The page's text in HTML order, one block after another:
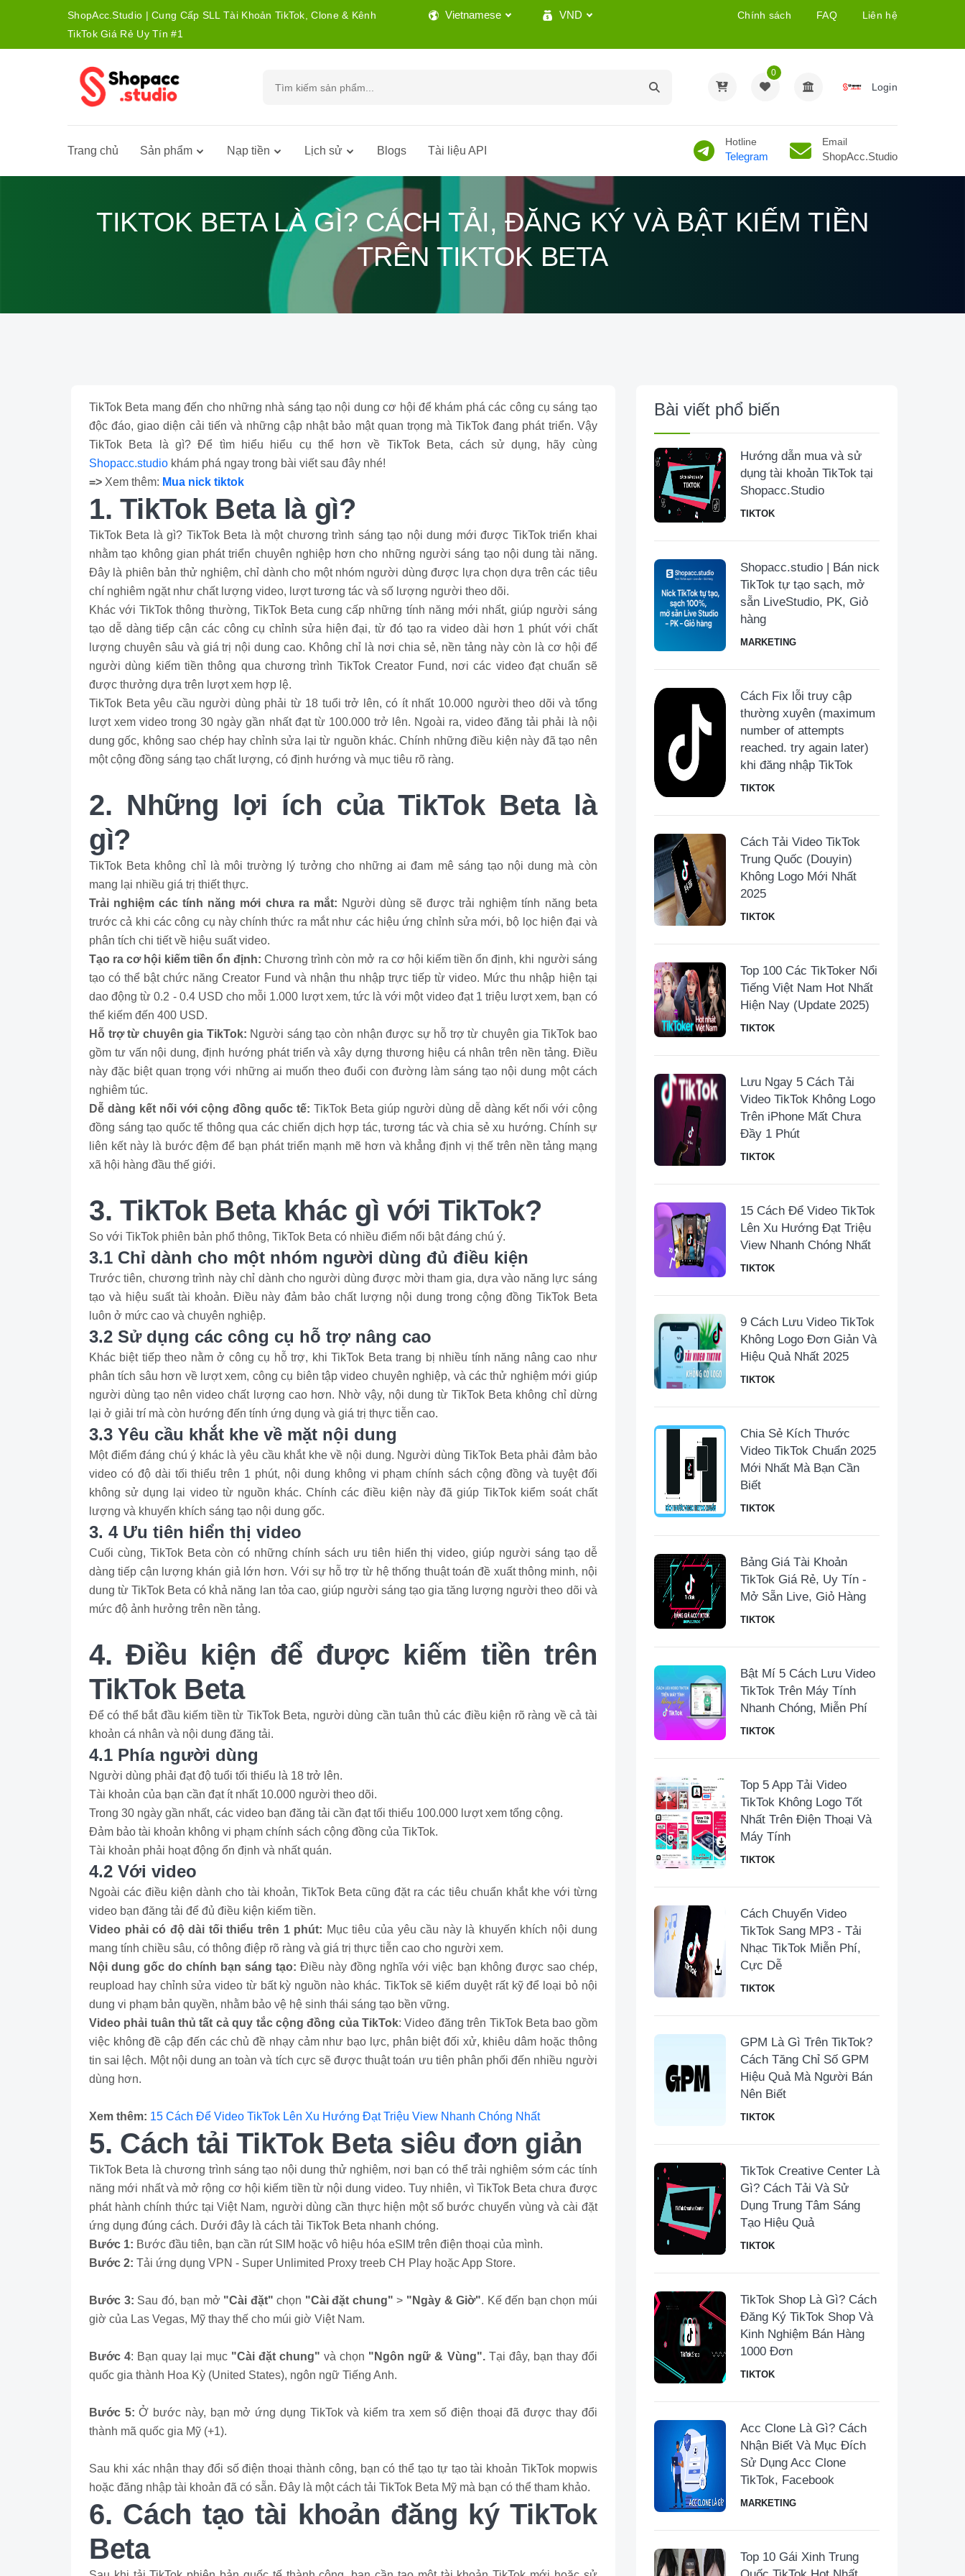
ShopAcc.Studio | Cung Cấp SLL Tài Khoản TikTok, Clone & Kênh
TikTok Giá Rẻ Uy Tín #1
Vietnamese VND Chính sách FAQ Liên hệ
0
Login
Trang chủ Sản phẩm Nạp tiền Lịch sử Blogs Tài liệu API
Hotline
Telegram
Email
ShopAcc.Studio
TIKTOK BETA LÀ GÌ? CÁCH TẢI, ĐĂNG KÝ VÀ BẬT KIẾM TIỀN
TRÊN TIKTOK BETA
TikTok Beta mang đến cho những nhà sáng tạo nội dung cơ hội để khám phá các công cụ sáng tạo
độc đáo, giao diện cải tiến và những cập nhật bảo mật quan trọng mà TikTok đang phát triển. Vậy
TikTok Beta là gì? Để tìm hiểu hiểu cụ thể hơn về TikTok Beta, cách sử dụng, hãy cùng
Shopacc.studio khám phá ngay trong bài viết sau đây nhé!
=> Xem thêm: Mua nick tiktok
1. TikTok Beta là gì?
TikTok Beta là gì? TikTok Beta là một chương trình sáng tạo nội dung mới được TikTok triển khai
nhằm tạo không gian phát triển chuyên nghiệp hơn cho những người sáng tạo nội dung tài năng.
Đây là phiên bản thử nghiệm, chỉ dành cho một nhóm người dùng được lựa chọn dựa trên các tiêu
chí nghiêm ngặt như chất lượng video, lượt tương tác và số lượng người theo dõi.
Khác với TikTok thông thường, TikTok Beta cung cấp những tính năng mới nhất, giúp người sáng
tạo dễ dàng tiếp cận các công cụ chỉnh sửa hiện đại, từ đó tạo ra video dài hơn 1 phút với chất
lượng chuyên sâu và giá trị nội dung cao. Không chỉ là nơi chia sẻ, nền tảng này còn là cơ hội để
người dùng kiếm tiền thông qua chương trình TikTok Creator Fund, nơi các video đạt chuẩn sẽ
được thưởng dựa trên lượt xem hợp lệ.
TikTok Beta yêu cầu người dùng phải từ 18 tuổi trở lên, có ít nhất 10.000 người theo dõi và tổng
lượt xem video trong 30 ngày gần nhất đạt từ 100.000 trở lên. Ngoài ra, video đăng tải phải là nội
dung gốc, không sao chép hay chỉnh sửa lại từ nguồn khác. Chính những điều kiện này đã tạo nên
một cộng đồng sáng tạo chất lượng, có định hướng và mục tiêu rõ ràng.
2. Những lợi ích của TikTok Beta là
gì?
TikTok Beta không chỉ là môi trường lý tưởng cho những ai đam mê sáng tạo nội dung mà còn
mang lại nhiều giá trị thiết thực.
Trải nghiệm các tính năng mới chưa ra mắt: Người dùng sẽ được trải nghiệm tính năng beta
trước cả khi các công cụ này chính thức ra mắt như các hiệu ứng chỉnh sửa mới, bộ lọc hiện đại và
phân tích chi tiết về hiệu suất video.
Tạo ra cơ hội kiếm tiền ổn định:Chương trình còn mở ra cơ hội kiếm tiền ổn định, khi người sáng
tạo có thể bật chức năng Creator Fund và nhận thu nhập trực tiếp từ video. Mức thu nhập hiện tại
dao động từ 0.2 - 0.4 USD cho mỗi 1.000 lượt xem, tức là với một video đạt 1 triệu lượt xem, bạn có
thể kiếm đến 400 USD.
Hỗ trợ từ chuyên gia TikTok: Người sáng tạo còn nhận được sự hỗ trợ từ chuyên gia TikTok bao
gồm tư vấn nội dung, định hướng phát triển và xây dựng thương hiệu cá nhân trên nền tảng. Điều
này đặc biệt quan trọng với những ai muốn theo đuổi con đường làm sáng tạo nội dung một cách
nghiêm túc.
Dễ dàng kết nối với cộng đồng quốc tế: TikTok Beta giúp người dùng dễ dàng kết nối với cộng
đồng sáng tạo quốc tế thông qua các chiến dịch hợp tác, tương tác và chia sẻ xu hướng. Chính sự
liên kết này là bước đệm để bạn phát triển mạnh mẽ hơn và khẳng định vị thế trên nền tảng mạng
xã hội hàng đầu thế giới.
3. TikTok Beta khác gì với TikTok?
So với TikTok phiên bản phổ thông, TikTok Beta có nhiều điểm nổi bật đáng chú ý.
3.1 Chỉ dành cho một nhóm người dùng đủ điều kiện
Trước tiên, chương trình này chỉ dành cho người dùng được mời tham gia, dựa vào năng lực sáng
tạo và hiệu suất tài khoản. Điều này đảm bảo chất lượng nội dung trong cộng đồng TikTok Beta
luôn ở mức cao và chuyên nghiệp.
3.2 Sử dụng các công cụ hỗ trợ nâng cao
Khác biệt tiếp theo nằm ở công cụ hỗ trợ, khi TikTok Beta trang bị nhiều tính năng nâng cao như
phân tích sâu hơn về lượt xem, công cụ biên tập video chuyên nghiệp, và các thử nghiệm mới giúp
người dùng tạo nên video chất lượng cao hơn. Nhờ vậy, nội dung từ TikTok Beta không chỉ dừng
lại ở giải trí mà còn hướng đến tính ứng dụng và giá trị thực tiễn cao.
3.3 Yêu cầu khắt khe về mặt nội dung
Một điểm đáng chú ý khác là yêu cầu khắt khe về nội dung. Người dùng TikTok Beta phải đảm bảo
video có độ dài tối thiểu trên 1 phút, nội dung không vi phạm chính sách cộng đồng và tuyệt đối
không sử dụng lại video từ nguồn khác. Chính các điều kiện này đã giúp TikTok kiểm soát chất
lượng và khuyến khích sáng tạo nội dung gốc.
3. 4 Ưu tiên hiển thị video
Cuối cùng, TikTok Beta còn có những chính sách ưu tiên hiển thị video, giúp người sáng tạo dễ
dàng tiếp cận lượng khán giả lớn hơn. Với sự hỗ trợ từ hệ thống thuật toán đề xuất thông minh, nội
dung từ TikTok Beta có khả năng lan tỏa cao, giúp người sáng tạo gia tăng lượng người theo dõi và
mức độ ảnh hưởng trên nền tảng.
4. Điều kiện để được kiếm tiền trên
TikTok Beta
Để có thể bắt đầu kiếm tiền từ TikTok Beta, người dùng cần tuân thủ các điều kiện rõ ràng về cả tài
khoản cá nhân và nội dung đăng tải.
4.1 Phía người dùng
Người dùng phải đạt độ tuổi tối thiểu là 18 trở lên.
Tài khoản của bạn cần đạt ít nhất 10.000 người theo dõi.
Trong 30 ngày gần nhất, các video bạn đăng tải cần đạt tối thiểu 100.000 lượt xem tổng cộng.
Đảm bảo tài khoản không vi phạm chính sách cộng đồng của TikTok.
Tài khoản phải hoạt động ổn định và nhất quán.
4.2 Với video
Ngoài các điều kiện dành cho tài khoản, TikTok Beta cũng đặt ra các tiêu chuẩn khắt khe với từng
video bạn đăng tải để đủ điều kiện kiếm tiền.
Video phải có độ dài tối thiểu trên 1 phút: Mục tiêu của yêu cầu này là khuyến khích nội dung
mang tính chiều sâu, có thông điệp rõ ràng và giá trị thực tiễn cao cho người xem.
Nội dung gốc do chính bạn sáng tạo:Điều này đồng nghĩa với việc bạn không được sao chép,
reupload hay chỉnh sửa video từ bất kỳ nguồn nào khác. TikTok sẽ kiểm duyệt rất kỹ để loại bỏ nội
dung vi phạm bản quyền, nhằm bảo vệ hệ sinh thái sáng tạo bền vững.
Video phải tuân thủ tất cả quy tắc cộng đồng của TikTok: Video đăng trên TikTok Beta bao gồm
việc không đề cập đến các chủ đề nhạy cảm như bạo lực, phân biệt đối xử, khiêu dâm hoặc thông
tin sai lệch. Một nội dung an toàn và tích cực sẽ được thuật toán ưu tiên phân phối đến nhiều người
dùng hơn.
Xem thêm: 15 Cách Để Video TikTok Lên Xu Hướng Đạt Triệu View Nhanh Chóng Nhất
5. Cách tải TikTok Beta siêu đơn giản
TikTok Beta là chương trình sáng tạo nội dung thử nghiệm, nơi bạn có thể trải nghiệm sớm các tính
năng mới nhất và mở rộng cơ hội kiếm tiền từ nội dung video. Tuy nhiên, vì TikTok Beta chưa được
phát hành chính thức tại Việt Nam, người dùng cần thực hiện một số bước chuyển vùng và cài đặt
ứng dụng đúng cách. Dưới đây là cách tải TikTok Beta nhanh chóng.
Bước 1: Bước đầu tiên, bạn cần rút SIM hoặc vô hiệu hóa eSIM trên điện thoại của mình.
Bước 2: Tải ứng dụng VPN - Super Unlimited Proxy treeb CH Play hoặc App Store.
Bước 3: Sau đó, bạn mở "Cài đặt"chọn "Cài đặt chung" > "Ngày & Giờ". Kế đến bạn chọn múi
giờ của Las Vegas, Mỹ thay thế cho múi giờ Việt Nam.
Bước 4: Bạn quay lại mục "Cài đặt chung" và chọn "Ngôn ngữ & Vùng".Tại đây, bạn thay đổi
quốc gia thành Hoa Kỳ (United States), ngôn ngữ Tiếng Anh.
Bước 5: Ở bước này, bạn mở ứng dụng TikTok và kiểm tra xem số điện thoại đã được thay đổi
thành mã quốc gia Mỹ (+1).
Sau khi xác nhận thay đổi số điện thoại thành công, bạn có thể tạo tự tạo tài khoản TikTok mopwis
hoặc đăng nhập tài khoản đã có sẵn. Đây là một cách tải TikTok Beta Mỹ mà bạn có thể tham khảo.
6. Cách tạo tài khoản đăng ký TikTok
Beta
Bài viết phổ biến
Hướng dẫn mua và sử
dụng tài khoản TikTok tại
Shopacc.Studio
TIKTOK
Shopacc.studio | Bán nick
TikTok tự tạo sạch, mở
sẵn LiveStudio, PK, Giỏ
hàng
MARKETING
Cách Fix lỗi truy cập
thường xuyên (maximum
number of attempts
reached. try again later)
khi đăng nhập TikTok
TIKTOK
Cách Tải Video TikTok
Trung Quốc (Douyin)
Không Logo Mới Nhất
2025
TIKTOK
Top 100 Các TikToker Nổi
Tiếng Việt Nam Hot Nhất
Hiện Nay (Update 2025)
TIKTOK
Lưu Ngay 5 Cách Tải
Video TikTok Không Logo
Trên iPhone Mất Chưa
Đầy 1 Phút
TIKTOK
15 Cách Để Video TikTok
Lên Xu Hướng Đạt Triệu
View Nhanh Chóng Nhất
TIKTOK
9 Cách Lưu Video TikTok
Không Logo Đơn Giản Và
Hiệu Quả Nhất 2025
TIKTOK
Chia Sẻ Kích Thước
Video TikTok Chuẩn 2025
Mới Nhất Mà Bạn Cần
Biết
TIKTOK
Bảng Giá Tài Khoản
TikTok Giá Rẻ, Uy Tín -
Mở Sẵn Live, Giỏ Hàng
TIKTOK
Bật Mí 5 Cách Lưu Video
TikTok Trên Máy Tính
Nhanh Chóng, Miễn Phí
TIKTOK
Top 5 App Tải Video
TikTok Không Logo Tốt
Nhất Trên Điện Thoại Và
Máy Tính
TIKTOK
Cách Chuyển Video
TikTok Sang MP3 - Tải
Nhạc TikTok Miễn Phí,
Cực Dễ
TIKTOK
GPM Là Gì Trên TikTok?
Cách Tăng Chỉ Số GPM
Hiệu Quả Mà Người Bán
Nên Biết
TIKTOK
TikTok Creative Center Là
Gì? Cách Tải Và Sử
Dụng Trung Tâm Sáng
Tạo Hiệu Quả
TIKTOK
TikTok Shop Là Gì? Cách
Đăng Ký TikTok Shop Và
Kinh Nghiệm Bán Hàng
1000 Đơn
TIKTOK
Acc Clone Là Gì? Cách
Nhận Biết Và Mục Đích
Sử Dụng Acc Clone
TikTok, Facebook
MARKETING
Top 10 Gái Xinh Trung